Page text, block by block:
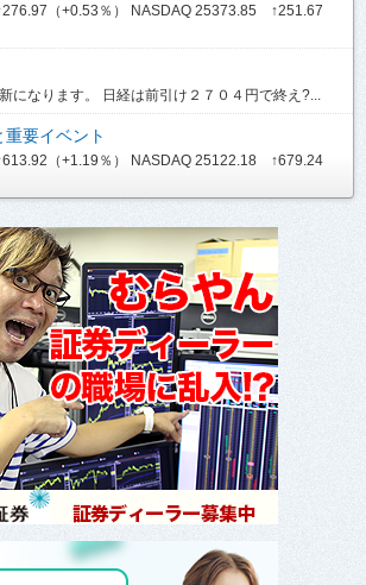
（+0.53％） NASDAQ 25373.85 ↑251.67
になります。 日経は前引け２７０４円で終え?...
要イベント
（+1.19％） NASDAQ 25122.18 ↑679.24